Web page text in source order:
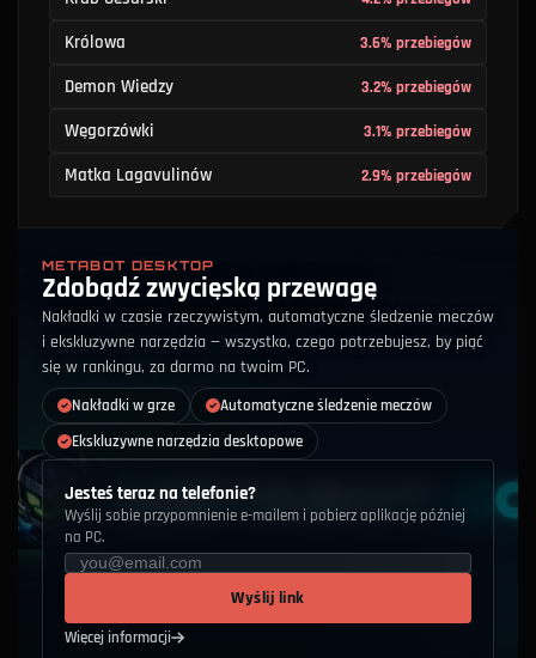
Królowa 3.6% przebiegów
Demon Wiedzy 3.2% przebiegów
Węgorzówki 3.1% przebiegów
Matka Lagavulinów 2.9% przebiegów
METABOT DESKTOP
Zdobądź zwycięską przewagę
Nakładki w czasie rzeczywistym, automatyczne śledzenie meczów
i ekskluzywne narzędzia — wszystko, czego potrzebujesz, by piąć
się w rankingu, za darmo na twoim PC.
Nakładki w grze
Automatyczne śledzenie meczów
Ekskluzywne narzędzia desktopowe
Jesteś teraz na telefonie?
Wyślij sobie przypomnienie e-mailem i pobierz aplikację później
na PC.
Wyślij link
Więcej informacji